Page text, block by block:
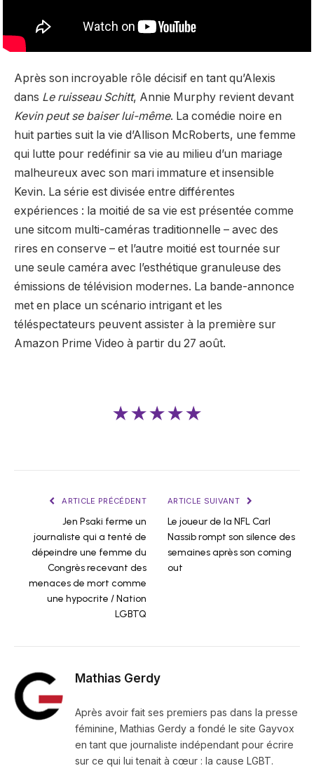
Après son incroyable rôle décisif en tant qu’Alexis
dans Le ruisseau Schitt, Annie Murphy revient devant
Kevin peut se baiser lui-même. La comédie noire en
huit parties suit la vie d’Allison McRoberts, une femme
qui lutte pour redéfinir sa vie au milieu d’un mariage
malheureux avec son mari immature et insensible
Kevin. La série est divisée entre différentes
expériences : la moitié de sa vie est présentée comme
une sitcom multi-caméras traditionnelle – avec des
rires en conserve – et l’autre moitié est tournée sur
une seule caméra avec l’esthétique granuleuse des
émissions de télévision modernes. La bande-annonce
met en place un scénario intrigant et les
téléspectateurs peuvent assister à la première sur
Amazon Prime Video à partir du 27 août.
★★★★★
ARTICLE PRÉCÉDENT
Jen Psaki ferme un
journaliste qui a tenté de
dépeindre une femme du
Congrès recevant des
menaces de mort comme
une hypocrite / Nation
LGBTQ
ARTICLE SUIVANT
Le joueur de la NFL Carl
Nassib rompt son silence des
semaines après son coming
out
Mathias Gerdy
Après avoir fait ses premiers pas dans la presse
féminine, Mathias Gerdy a fondé le site Gayvox
en tant que journaliste indépendant pour écrire
sur ce qui lui tenait à cœur : la cause LGBT.